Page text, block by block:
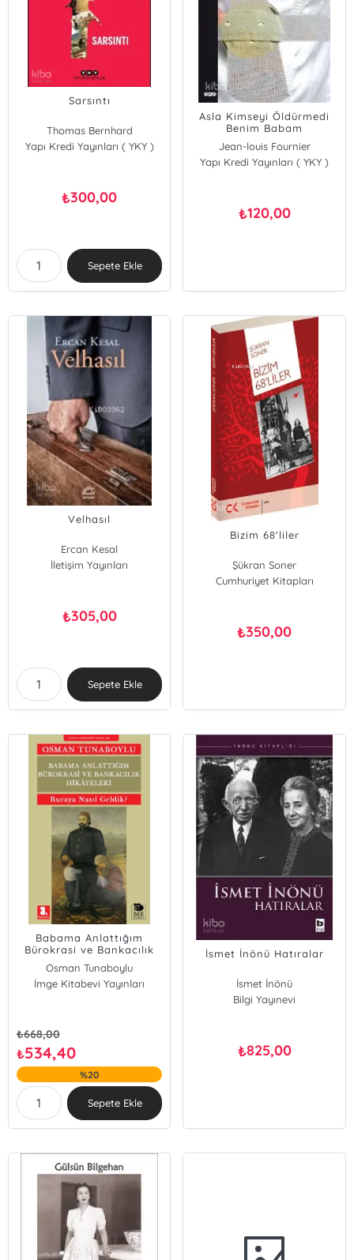
Sarsıntı
Thomas Bernhard
Yapı Kredi Yayınları ( YKY )
₺300,00
Sepete Ekle
Asla Kimseyi Öldürmedi
Benim Babam
Jean-louis Fournier
Yapı Kredi Yayınları ( YKY )
₺120,00
Velhasıl
Ercan Kesal
İletişim Yayınları
₺305,00
Sepete Ekle
Bizim 68'liler
Şükran Soner
Cumhuriyet Kitapları
₺350,00
Babama Anlattığım
Bürokrasi ve Bankacılık
Hikâyeleri
Osman Tunaboylu
İmge Kitabevi Yayınları
₺668,00
₺534,40
%20
Sepete Ekle
İsmet İnönü Hatıralar
İsmet İnönü
Bilgi Yayınevi
₺825,00